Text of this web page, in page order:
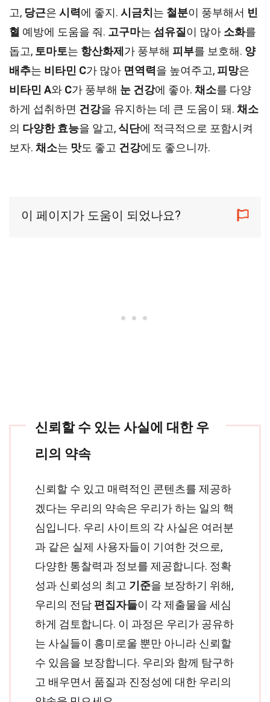
고, 당근은 시력에 좋지. 시금치 는 철분이 풍부해서 빈
혈 예방에 도움을 줘. 고구마는 섬유질 이 많아 소화를
돕고, 토마토는 항산화제 가 풍부해 피부를 보호해. 양
배추는 비타민 C가 많아 면역력을 높여주고, 피망은
비타민 A와 C가 풍부해 눈 건강에 좋아. 채소를 다양
하게 섭취하면 건강을 유지하는 데 큰 도움이 돼. 채소
의 다양한 효능을 알고, 식단에 적극적으로 포함시켜
보자. 채소는 맛도 좋고 건강에도 좋으니까.
이 페이지가 도움이 되었나요?
신뢰할 수 있는 사실에 대한 우
리의 약속
신뢰할 수 있고 매력적인 콘텐츠를 제공하
겠다는 우리의 약속은 우리가 하는 일의 핵
심입니다. 우리 사이트의 각 사실은 여러분
과 같은 실제 사용자들이 기여한 것으로,
다양한 통찰력과 정보를 제공합니다. 정확
성과 신뢰성의 최고 기준을 보장하기 위해,
우리의 전담 편집자들이 각 제출물을 세심
하게 검토합니다. 이 과정은 우리가 공유하
는 사실들이 흥미로울 뿐만 아니라 신뢰할
수 있음을 보장합니다. 우리와 함께 탐구하
고 배우면서 품질과 진정성에 대한 우리의